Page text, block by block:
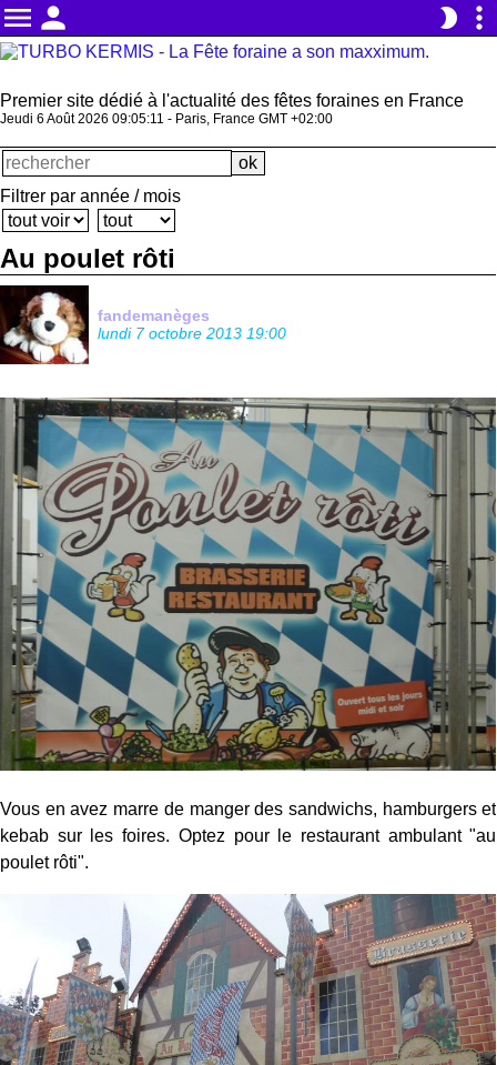
menu person brightness_2 more_vert
Premier site dédié à l'actualité des fêtes foraines en France
Jeudi 6 Août 2026 09:05:13 - Paris, France GMT +02:00
Filtrer par année / mois
Au poulet rôti
fandemanèges
lundi 7 octobre 2013 19:00
Vous en avez marre de manger des sandwichs, hamburgers et
kebab sur les foires. Optez pour le restaurant ambulant "au
poulet rôti".